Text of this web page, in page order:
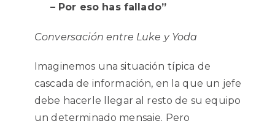
– Por eso has fallado”
Conversación entre Luke y Yoda
Imaginemos una situación típica de
cascada de información, en la que un jefe
debe hacerle llegar al resto de su equipo
un determinado mensaje. Pero